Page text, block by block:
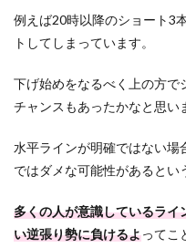
例えば20時以降のショート3
トしてしまっています。
下げ始めをなるべく上の方で
チャンスもあったかなと思い
水平ラインが明確ではない場
ではダメな可能性があるとい
多くの人が意識しているライ
い逆張り勢に負けるよってこ